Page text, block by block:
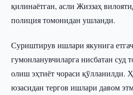
қилинаётган, асли Жиззаҳ
полиция томонидан ушланди.
Суриштирув ишлари якунига
гумонланувчиларга нисбатан суд
олиш эҳтиёт чораси қўлланилди.
юзасидан тергов ишлари давом